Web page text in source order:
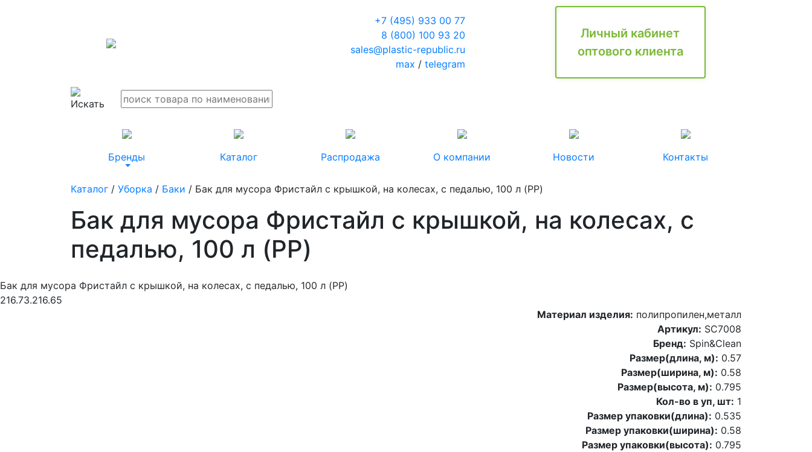
+7 (495) 933 00 77
8 (800) 100 93 20
sales@plastic-republic.ru
max / telegram
Личный кабинет
оптового клиента
Бренды Каталог Распродажа О компании Новости Контакты
Каталог / Уборка / Баки / Бак для мусора Фристайл с крышкой, на колесах, с педалью, 100 л (PP)
Бак для мусора Фристайл с крышкой, на колесах, с
педалью, 100 л (PP)
Бак для мусора Фристайл с крышкой, на колесах, с педалью, 100 л (PP)
216.73.216.65
Материал изделия: полипропилен,металл
Артикул: SC7008
Бренд: Spin&Clean
Размер(длина, м): 0.57
Размер(ширина, м): 0.58
Размер(высота, м): 0.795
Кол-во в уп, шт: 1
Размер упаковки(длина): 0.535
Размер упаковки(ширина): 0.58
Размер упаковки(высота): 0.795